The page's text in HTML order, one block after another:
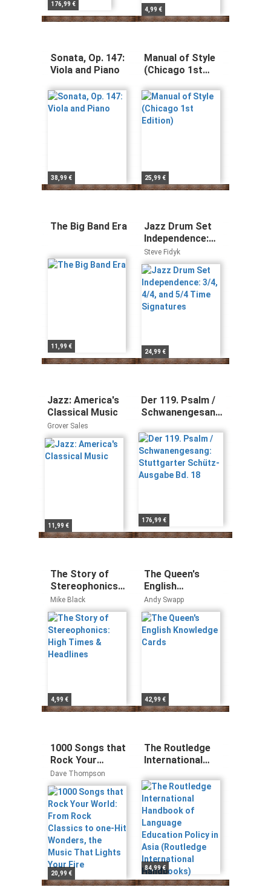
176,99 €
4,99 €
Sonata, Op. 147:
Viola and Piano
38,99 €
Manual of Style
(Chicago 1st
25,99 €
The Big Band Era
11,99 €
Jazz Drum Set
Independence:
3/4, 4/4, and 5/4
Time Signatures
Steve Fidyk
24,99 €
Jazz: America's
Classical Music
Grover Sales
11,99 €
Der 119. Psalm /
Schwanengesang:
Schütz-Ausgabe
Bd. 18
176,99 €
The Story of
Stereophonics:
High Times &
Headlines
Mike Black
4,99 €
The Queen's
English
Knowledge
Cards
Andy Swapp
42,99 €
1000 Songs that
Rock Your
World: From
Rock Classics to
one-Hit
Wonders, the
Music That
Lights Your Fire
Dave Thompson
20,99 €
The Routledge
International
Language
Education Policy
in Asia
(Routledge
International
Handbooks)
84,99 €